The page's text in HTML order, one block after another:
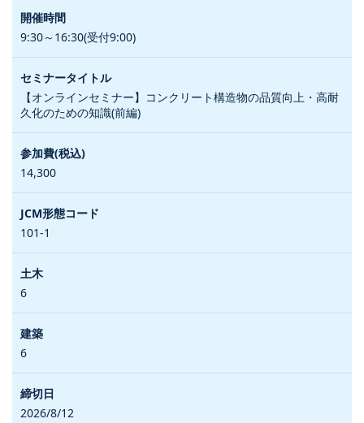
9:30～16:30(受付9:00)
【オンラインセミナー】コンクリート構造物の品質向上・高耐
久化のための知識(前編)
14,300
101-1
6
6
2026/8/12